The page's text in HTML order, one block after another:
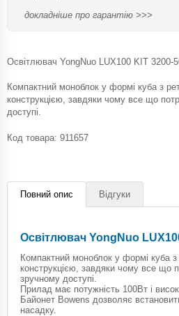
докладніше про гарантію >>>
Освітлювач YongNuo LUX100 KIT 3200-
Компактний моноблок у формі куба з
конструкцією, завдяки чому все що
доступі.
Код товара: 911657
Повний опис Відгуки
Освітлювач YongNuo
Компактний моноблок у формі куба
конструкцією, завдяки чому все що
зручному доступі.
Прилад має потужність 100Вт і
Байонет Bowens дозволяє
насадку.